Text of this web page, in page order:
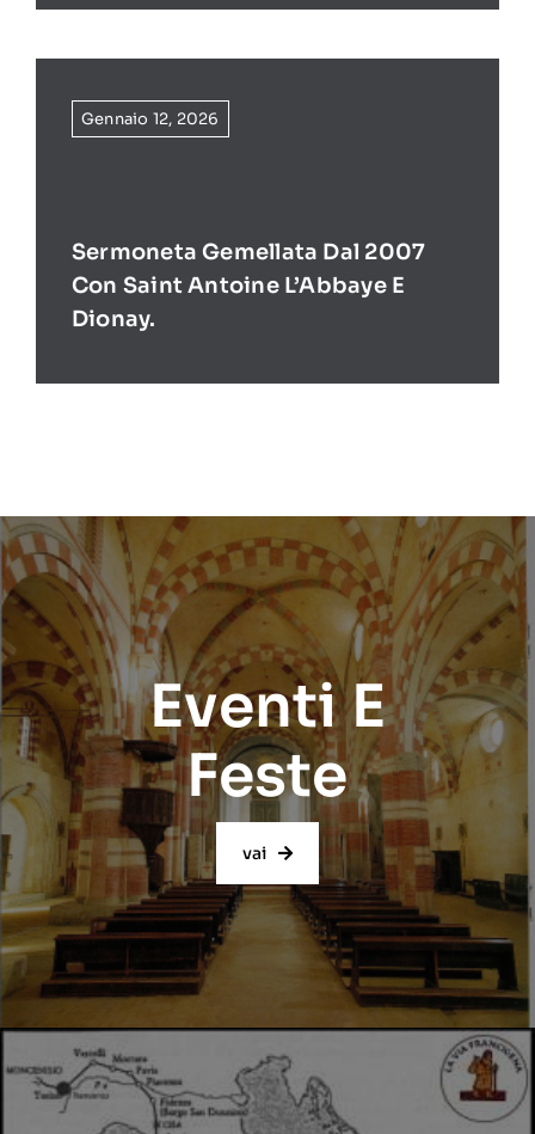
Gennaio 12, 2026
Sermoneta Gemellata Dal 2007
Con Saint Antoine L’Abbaye E
Dionay.
Eventi E
Feste
vai